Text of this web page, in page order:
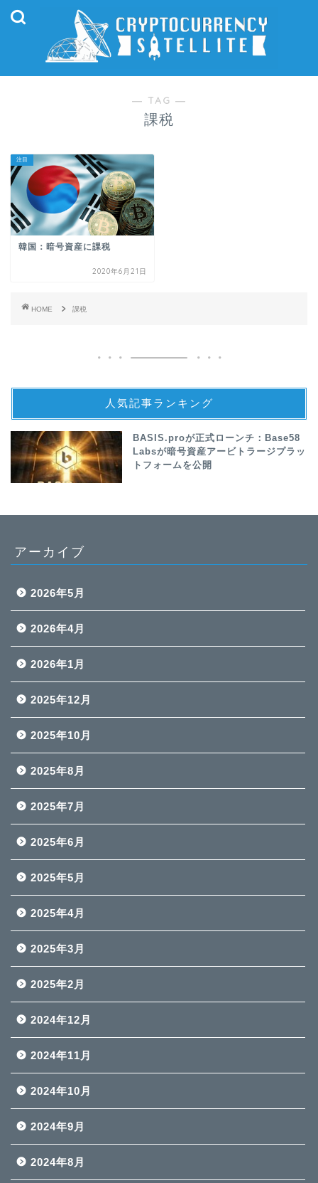
― TAG ―
課税
注目
韓国：暗号資産に課税
2020年6月21日
HOME 課税
人気記事ランキング
BASIS.proが正式ローンチ：Base58
Labsが暗号資産アービトラージプラッ
トフォームを公開
アーカイブ
2026年5月
2026年4月
2026年1月
2025年12月
2025年10月
2025年8月
2025年7月
2025年6月
2025年5月
2025年4月
2025年3月
2025年2月
2024年12月
2024年11月
2024年10月
2024年9月
2024年8月